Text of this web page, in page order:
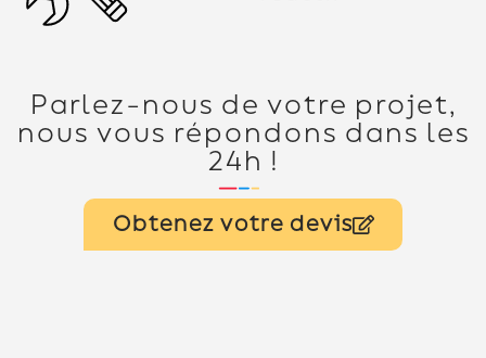
Parlez-nous de votre projet,
nous vous répondons dans les
24h !
Obtenez votre devis